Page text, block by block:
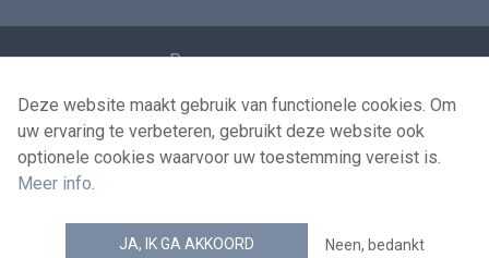
Persoonsgegevens
Voorwaarden voor het hergebruik
Contacteer ons
news.belgium RSS feed
Deze website maakt gebruik van functionele cookies. Om
uw ervaring te verbeteren, gebruikt deze website ook
optionele cookies waarvoor uw toestemming vereist is.
Meer info.
JA, IK GA AKKOORD Neen, bedankt